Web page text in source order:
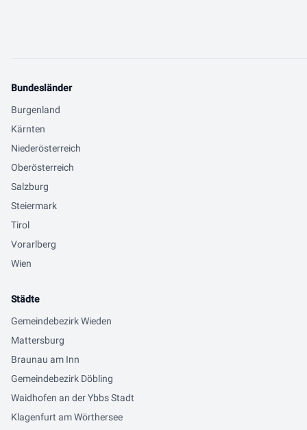
Bundesländer
Burgenland
Kärnten
Niederösterreich
Oberösterreich
Salzburg
Steiermark
Tirol
Vorarlberg
Wien
Städte
Gemeindebezirk Wieden
Mattersburg
Braunau am Inn
Gemeindebezirk Döbling
Waidhofen an der Ybbs Stadt
Klagenfurt am Wörthersee